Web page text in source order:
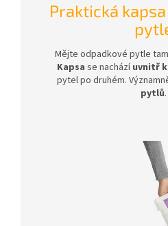
Praktická
Mějte odpadkové pytle
Kapsa se nacházíuvnitř
pytel po druhém.
pytlů.